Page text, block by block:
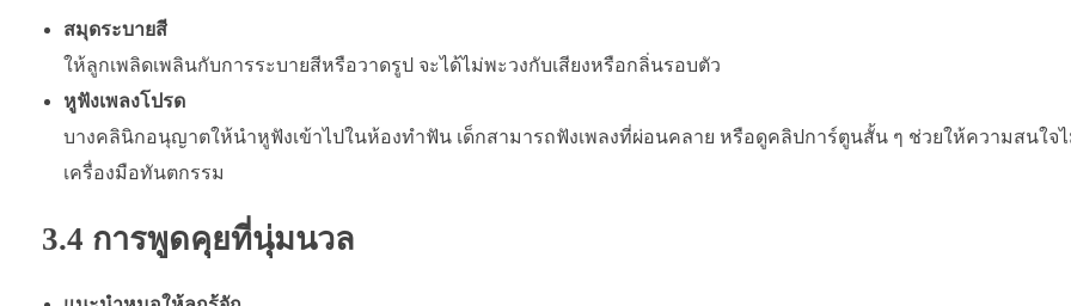
สมุดระบายสี
ให้ลูกเพลิดเพลินกับการระบายสีหรือวาดรูป จะได้ไม่พะวงกับเสียงหรือกลิ่นรอบตัว
หูฟังเพลงโปรด
บางคลินิกอนุญาตให้นำหูฟังเข้าไปในห้องทำฟัน เด็กสามารถฟังเพลงที่ผ่อนคลาย หรือดูคลิปการ์ตูนสั้น ๆ ช่วยให้ความสนใจ
เครื่องมือทันตกรรม
3.4 การพูดคุยที่นุ่มนวล